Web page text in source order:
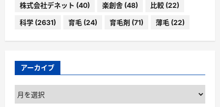
株式会社デネット (40) 楽創舎 (48) 比較 (22)
科学 (2631) 育毛 (24) 育毛剤 (71) 薄毛 (22)
アーカイブ
ア
ー